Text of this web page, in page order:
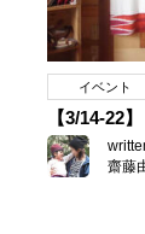
イベント
【3/14-22
齋藤